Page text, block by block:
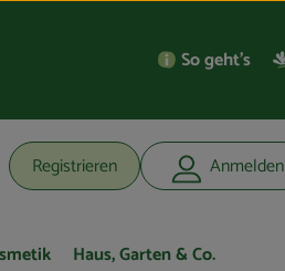
So geht’s
Registrieren Anmelden
Haus, Garten & Co.